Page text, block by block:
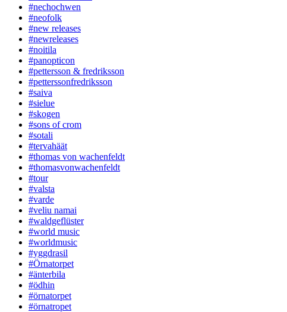
#nechochwen
#neofolk
#new releases
#newreleases
#noitila
#panopticon
#pettersson & fredriksson
#petterssonfredriksson
#saiva
#sielue
#skogen
#sons of crom
#sotali
#tervahäät
#thomas von wachenfeldt
#thomasvonwachenfeldt
#tour
#valsta
#varde
#veliu namai
#waldgeflüster
#world music
#worldmusic
#yggdrasil
#Örnatorpet
#änterbila
#ödhin
#örnatorpet
#örnatropet